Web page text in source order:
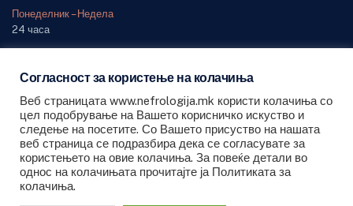
Понеделник – Недела
24 часа
All Rights Reserved © 2022 PHI University Clinic for Nephrology -
Skopje
Согласност за користење на колачиња
Веб страницата www.nefrologija.mk користи колачиња со
цел подобрување на Вашето корисничко искуство и
следење на посетите. Со Вашето присуство на нашата
веб страница се подразбира дека се согласувате за
користењето на овие колачиња. За повеќе детали во
однос на колачињата прочитајте ја Политиката за
колачиња.